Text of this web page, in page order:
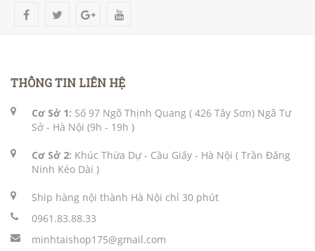
THÔNG TIN LIÊN HỆ
Cơ Sở 1: Số 97 Ngõ Thịnh Quang ( 426 Tây Sơn) Ngã Tư
Sở - Hà Nội (9h - 19h )
Cơ Sở 2: Khúc Thừa Dự - Cầu Giấy - Hà Nội ( Trần Đăng
Ninh Kéo Dài )
Ship hàng nội thành Hà Nội chỉ 30 phút
0961.83.88.33
minhtaishop175@gmail.com